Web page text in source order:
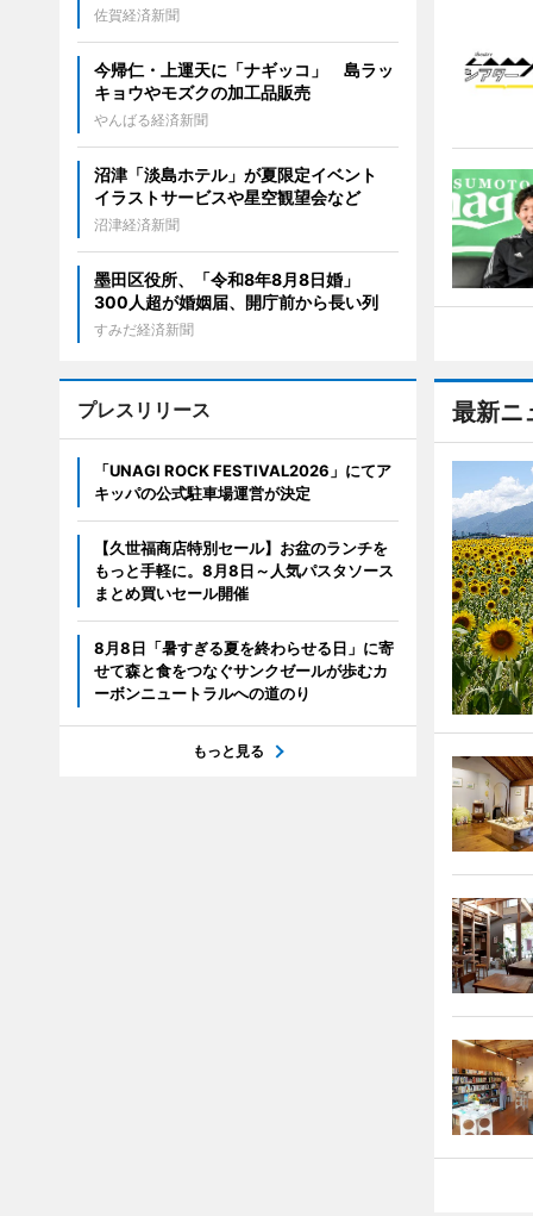
最新ニ
佐賀経済新聞
今帰仁・上運天に「ナギッコ」 島ラッ
キョウやモズクの加工品販売
やんばる経済新聞
沼津「淡島ホテル」が夏限定イベント
イラストサービスや星空観望会など
沼津経済新聞
墨田区役所、「令和8年8月8日婚」
300人超が婚姻届、開庁前から長い列
すみだ経済新聞
プレスリリース
「UNAGI ROCK FESTIVAL2026」にてア
キッパの公式駐車場運営が決定
【久世福商店特別セール】お盆のランチを
もっと手軽に。8月8日～人気パスタソース
まとめ買いセール開催
8月8日「暑すぎる夏を終わらせる日」に寄
せて森と食をつなぐサンクゼールが歩むカ
ーボンニュートラルへの道のり
もっと見る